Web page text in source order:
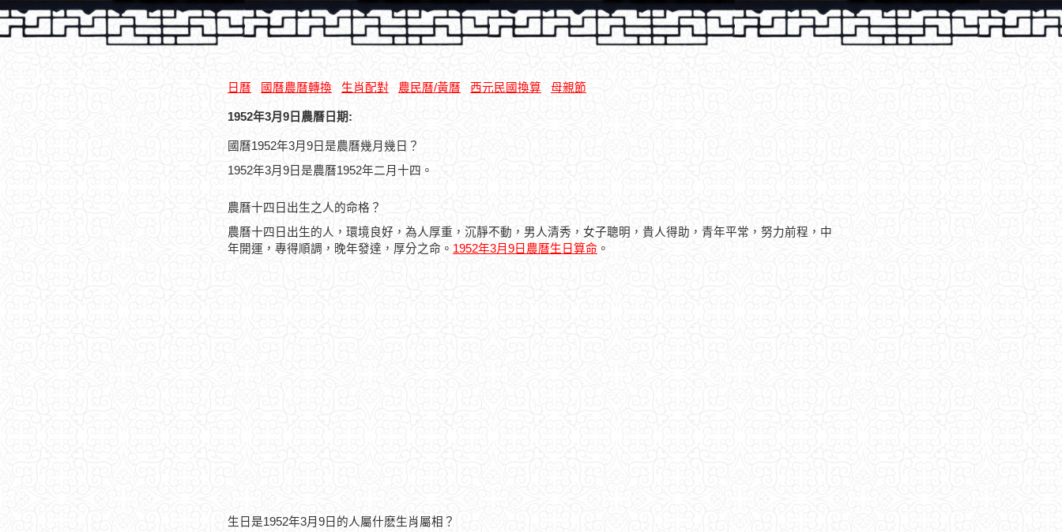
日曆 國曆農曆轉換 生肖配對 農民曆/黃曆 西元民國換算 母親節
1952年3月9日農曆日期:
國曆1952年3月9日是農曆幾月幾日？
1952年3月9日是農曆1952年二月十四。
農曆十四日出生之人的命格？
農曆十四日出生的人，環境良好，為人厚重，沉靜不動，男人清秀，女子聰明，貴人得助，青年平常，努力前程，中
年開運，專得順調，晚年發達，厚分之命。 1952年3月9日農曆生日算命 。
生日是1952年3月9日的人屬什麽生肖屬相？